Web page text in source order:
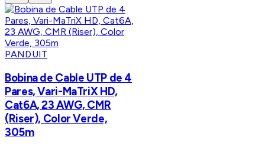
PANDUIT
Bobina de Cable UTP de 4
Pares, Vari-MaTriX HD,
Cat6A, 23 AWG, CMR
(Riser), Color Verde,
305m